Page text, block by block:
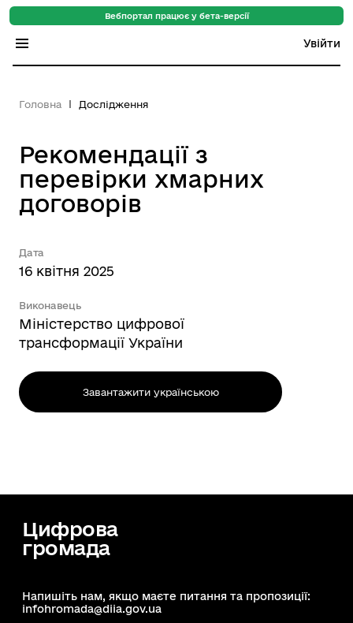
Вебпортал працює у бета-версії
Увійти
Цифровий путівник
База знань
Головна Дослідження
Рекомендації з
перевірки хмарних
договорів
Дата
16 квітня 2025
Виконавець
Міністерство цифрової
трансформації України
Завантажити українською
Цифрова
громада
Напишіть нам, якщо маєте питання та пропозиції:
infohromada@diia.gov.ua